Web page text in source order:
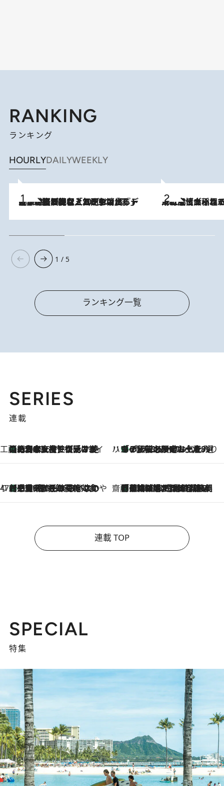
RANKING
ランキング
HOURLYDAILYWEEKLY
2026.8.5
【なぜ吉沢亮は「気配を消せる」のか？】興行収入208億の『国宝』を経て挑むミュージカル『ディア・エヴァン・ハンセン』。トップ俳優が舞台上でさらけ出した“孤独”とは 2026.8.5
下町風情あふれる台北屈指の人気エリア・大稲埕でセンスのいい台湾土産《ヴ
1 / 5
ランキング一覧
SERIES
連載
工藤まやのおもてなしハワイ
2026.8.6
【ハワイ土産】ローカルの絶大な支持で復活！ 絶品の幻クッキー《元ファンの日本人女性が受け継いだ名店》 ハワイ賢者 リサのお気に入りリスト2026.8.6
あの伝説の限定トートも！ リニューアルした「ディーン＆デルーカ ハワイ」で必須のお土産8選
47都道府県の手みやげ ひんやりスイーツで夏を満喫
2026.8.6
【三重県】この夏絶対食べたい 冷やしておいしいおやつ3選 お餅×アイスの新感覚スイーツ 齋藤 薫 美容脳ルネサンス
2026.8.6
「荷物が増えるほど旅ストレスは増す」美容ジャーナリストがたどり着いた最終結論。“化粧品を劇的に減らす”感動の凝縮美容とは
連載 TOP
SPECIAL
特集